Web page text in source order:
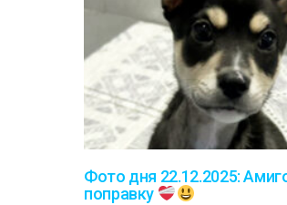
Фото дня 22.12.2025:
поправку